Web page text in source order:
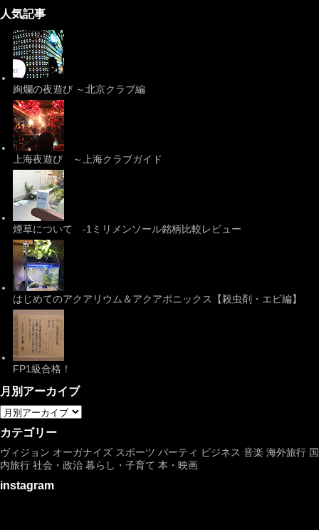
人気記事
絢爛の夜遊び ～北京クラブ編
上海夜遊び ～上海クラブガイド
煙草について -1ミリメンソール銘柄比較レビュー
はじめてのアクアリウム＆アクアポニックス【殺虫剤・エビ編】
FP1級合格！
月別アーカイブ
カテゴリー
ヴィジョン オーガナイズ スポーツ パーティ ビジネス 音楽 海外旅行 国
内旅行 社会・政治 暮らし・子育て 本・映画
instagram